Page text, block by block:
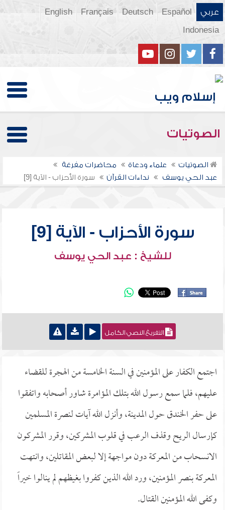
عربي Español
Deutsch
Français
English
Indonesia
الصوتيات
الصوتيات علماء ودعاة
محاضرات مفرغة
عبد الحي يوسف
نداءات القرآن سورة الأحزاب - الآية [9]
سورة الأحزاب - الآية [9]
للشيخ : عبد الحي يوسف
التفريغ النصي الكامل
اجتمع الكفار على المؤمنين في السنة الخامسة من الهجرة للقضاء
عليهم، فلما سمع رسول الله بتلك المؤامرة شاور أصحابه واتفقوا
على حفر الخندق حول المدينة، وأنزل الله آيات لنصرة المسلمين
كإرسال الريح وقذف الرعب في قلوب المشركين، وقرر المشركون
الانسحاب من المعركة دون مواجهة إلا لبعض المقاتلين، وانتهت
المعركة بنصر المؤمنين، ورد الله الذين كفروا بغيظهم لم ينالوا خيراً
وكفى الله المؤمنين القتال.